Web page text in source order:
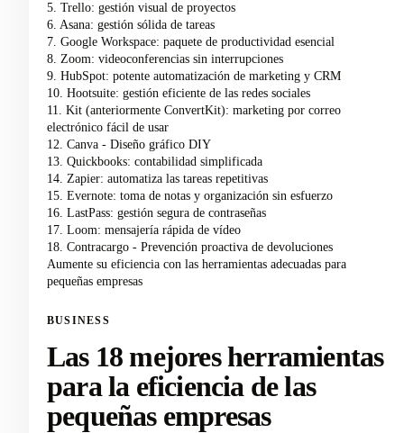
5. Trello: gestión visual de proyectos
6. Asana: gestión sólida de tareas
7. Google Workspace: paquete de productividad esencial
8. Zoom: videoconferencias sin interrupciones
9. HubSpot: potente automatización de marketing y CRM
10. Hootsuite: gestión eficiente de las redes sociales
11. Kit (anteriormente ConvertKit): marketing por correo
electrónico fácil de usar
12. Canva - Diseño gráfico DIY
13. Quickbooks: contabilidad simplificada
14. Zapier: automatiza las tareas repetitivas
15. Evernote: toma de notas y organización sin esfuerzo
16. LastPass: gestión segura de contraseñas
17. Loom: mensajería rápida de vídeo
18. Contracargo - Prevención proactiva de devoluciones
Aumente su eficiencia con las herramientas adecuadas para
pequeñas empresas
BUSINESS
Las 18 mejores herramientas
para la eficiencia de las
pequeñas empresas